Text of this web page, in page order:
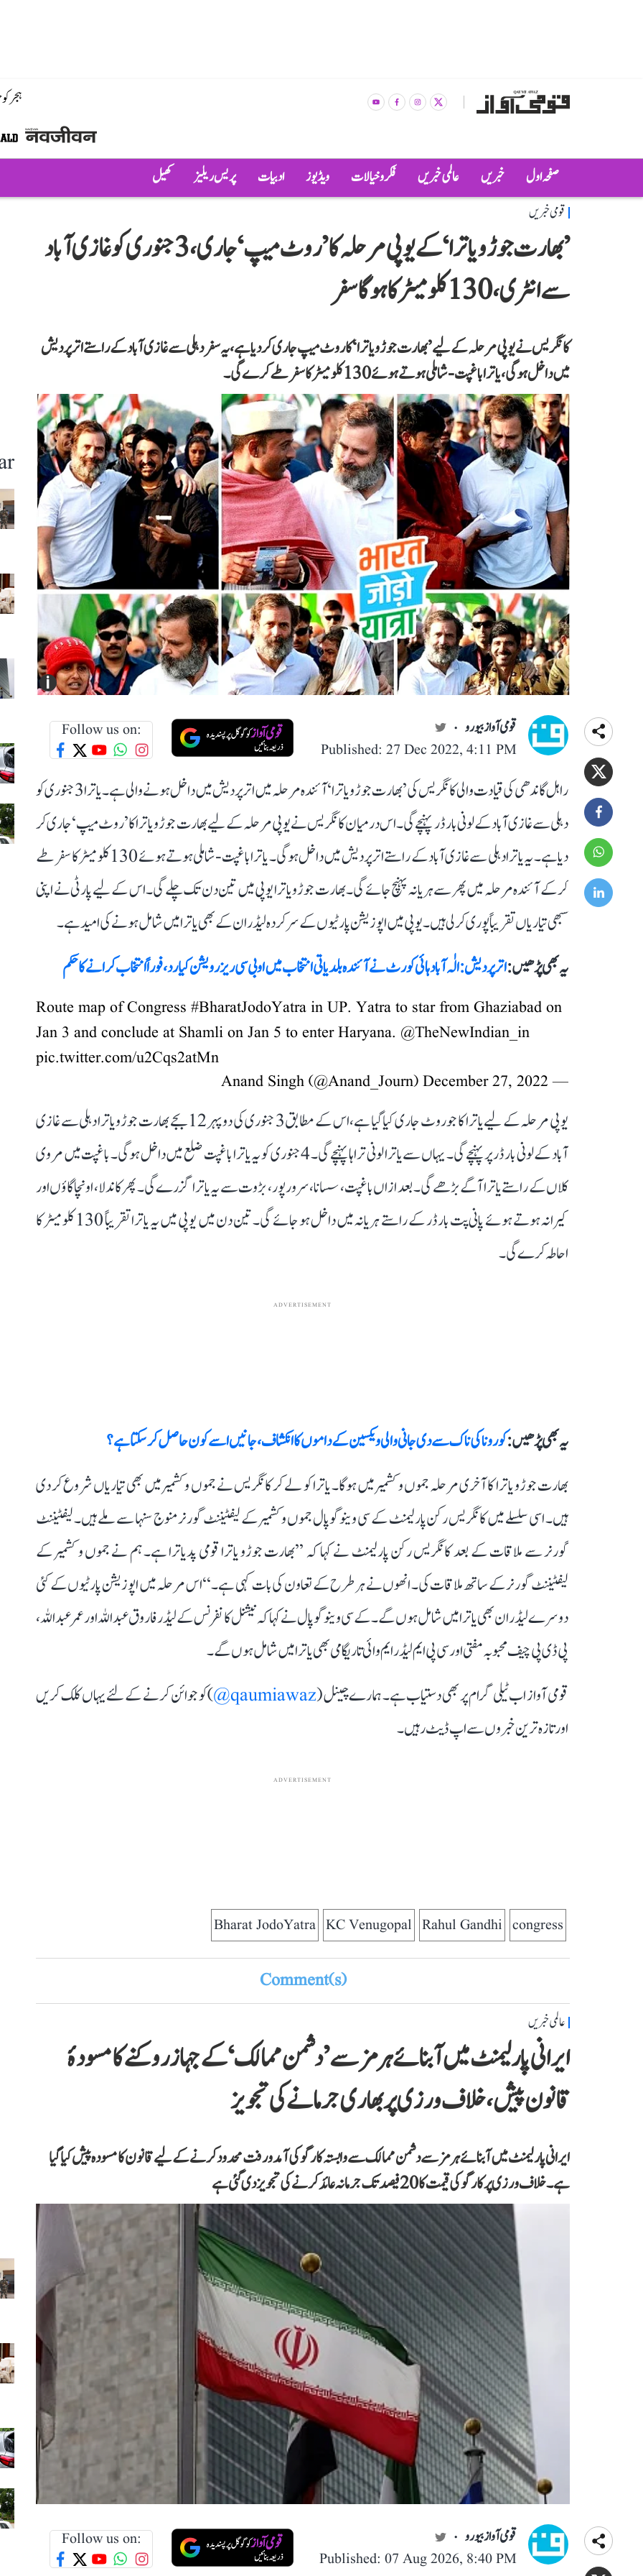
ہجر
صفحہ اول خبریں عالمی خبریں فکر و خیالات ویڈیوز ادبیات پریس ریلیز کھیل
قومی خبریں
’بھارت جوڑو یاترا‘ کے یوپی مرحلہ کا ’روٹ میپ‘ جاری، 3 جنوری کو غازی آباد
سے انٹری، 130 کلومیٹر کا ہوگا سفر
کانگریس نے یوپی مرحلہ کے لیے ’بھارت جوڑو یاترا‘ کا روٹ میپ جاری کر دیا ہے، یہ سفر دہلی سے غازی آباد کے راستے اتر پردیش
میں داخل ہوگی، یاترا باغپت-شاملی ہوتے ہوئے 130 کلومیٹر کا سفر طے کرے گی۔
i
قومی آواز بیورو
Published: 27 Dec 2022, 4:11 PM
Follow us on:
راہل گاندھی کی قیادت والی کانگریس کی ’بھارت جوڑو یاترا‘ آئندہ مرحلہ میں اتر پردیش میں داخل ہونے والی ہے۔ یاترا 3 جنوری کو
دہلی سے غازی آباد کے لونی بارڈر پہنچے گی۔ اس درمیان کانگریس نے یوپی مرحلہ کے لیے بھارت جوڑو یاترا کا ’روٹ میپ‘ جاری کر
دیا ہے۔ یہ یاترا دہلی سے غازی آباد کے راستے اتر پردیش میں داخل ہوگی۔ یاترا باغپت-شاملی ہوتے ہوئے 130 کلومیٹر کا سفر طے
کر کے آئندہ مرحلہ میں پھر سے ہریانہ پہنچ جائے گی۔ بھارت جوڑو یاترا یوپی میں تین دن تک چلے گی۔ اس کے لیے پارٹی نے اپنی
سبھی تیاریاں تقریباً پوری کر لی ہیں۔ یوپی میں اپوزیشن پارٹیوں کے سرکردہ لیڈران کے بھی یاترا میں شامل ہونے کی امید ہے۔
یہ بھی پڑھیں :اتر پردیش: الٰہ آباد ہائی کورٹ نے آئندہ بلدیاتی انتخاب میں او بی سی ریزرویشن کیا رد، فوراً انتخاب کرانے کا حکم
Route map of Congress #BharatJodoYatrain UP. Yatra to star from Ghaziabad on
Jan 3 and conclude at Shamli on Jan 5 to enter Haryana. @TheNewIndian_in
pic.twitter.com/u2Cqs2atMn
— Anand Singh (@Anand_Journ)
December 27, 2022
یوپی مرحلہ کے لیے یاترا کا جو روٹ جاری کیا گیا ہے، اس کے مطابق 3 جنوری کی دوپہر 12 بجے بھارت جوڑو یاترا دہلی سے غازی
آباد کے لونی بارڈر پر پہنچے گی۔ یہاں سے یاترا لونی تراہا پہنچے گی۔ 4 جنوری کو یہ یاترا باغپت ضلع میں داخل ہوگی۔ باغپت میں مروی
کلاں کے راستے یاترا آگے بڑھے گی۔ بعد ازاں باغپت، سسانا، سرور پور، بڑوت سے یہ یاترا گزرے گی۔ پھر کاندلا، اونچاگاؤں اور
کیرانہ ہوتے ہوئے پانی پت بارڈر کے راستے ہریانہ میں داخل ہو جائے گی۔ تین دن میں یوپی میں یہ یاترا تقریباً 130 کلومیٹر کا
احاطہ کرے گی۔
ADVERTISEMENT
یہ بھی پڑھیں :کورونا کی ناک سے دی جانی والی ویکسین کے داموں کا انکشاف، جانیں اسے کون حاصل کر سکتا ہے؟
بھارت جوڑو یاترا کا آخری مرحلہ جموں و کشمیر میں ہوگا۔ یاترا کو لے کر کانگریس نے جموں و کشمیر میں بھی تیاریاں شروع کر دی
ہیں۔ اسی سلسلے میں کانگریس رکن پارلیمنٹ کے سی وینوگوپال جموں و کشمیر کے لیفٹیننٹ گورنر منوج سنہا سے ملے ہیں۔ لیفٹیننٹ
گورنر سے ملاقات کے بعد کانگریس رکن پارلیمنٹ نے کہا کہ ’’بھارت جوڑو یاترا قومی پدیاترا ہے۔ ہم نے جموں و کشمیر کے
لیفٹیننٹ گورنر کے ساتھ ملاقات کی۔ انھوں نے ہر طرح کے تعاون کی بات کہی ہے۔‘‘ اس مرحلہ میں اپوزیشن پارٹیوں کے کئی
دوسرے لیڈران بھی یاترا میں شامل ہوں گے۔ کے سی وینوگوپال نے کہا کہ نیشنل کانفرنس کے لیڈر فاروق عبداللہ اور عمر عبداللہ،
پی ڈی پی چیف محبوبہ مفتی اور سی پی ایم لیڈر ایم وائی تاریگامی بھی یاترا میں شامل ہوں گے۔
قومی آواز اب ٹیلی گرام پر بھی دستیاب ہے۔ ہمارے چینل (qaumiawaz@
) کو جوائن کرنے کے لئے یہاں کلک کریں
اور تازہ ترین خبروں سے اپ ڈیٹ رہیں۔
ADVERTISEMENT
congress
Rahul Gandhi
KC Venugopal
Bharat JodoYatra
Comment(s)
عالمی خبریں
ایرانی پارلیمنٹ میں آبنائے ہرمز سے ’دشمن ممالک‘ کے جہاز روکنے کا مسودۂ
قانون پیش، خلاف ورزی پر بھاری جرمانے کی تجویز
ایرانی پارلیمنٹ میں آبنائے ہرمز سے دشمن ممالک سے وابستہ کارگو کی آمدورفت محدود کرنے کے لیے قانون کا مسودہ پیش کیا گیا
ہے۔ خلاف ورزی پر کارگو کی قیمت کا 20 فیصد تک جرمانہ عائد کرنے کی تجویز دی گئی ہے
قومی آواز بیورو
Published: 07 Aug 2026, 8:40 PM
Follow us on: